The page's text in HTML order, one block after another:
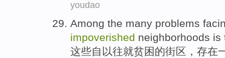
youdao
Among the many problems
impoverished neighborhoods is
这些自以往就贫困的街区 ， 存在